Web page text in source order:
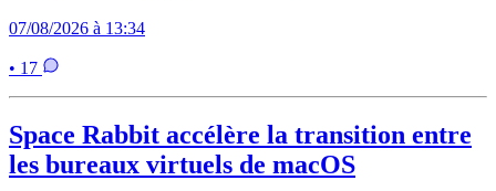
07/08/2026 à 13:34
• 17
Space Rabbit accélère la transition entre
les bureaux virtuels de macOS